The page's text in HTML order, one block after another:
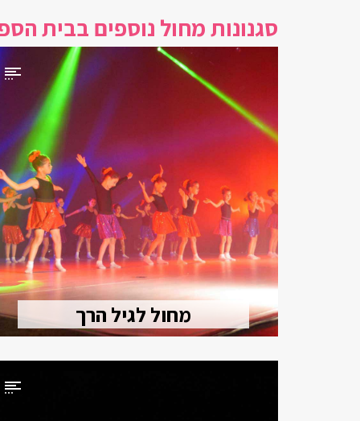
סגנונות מחול נוספים בבית
מחול לגיל הרך